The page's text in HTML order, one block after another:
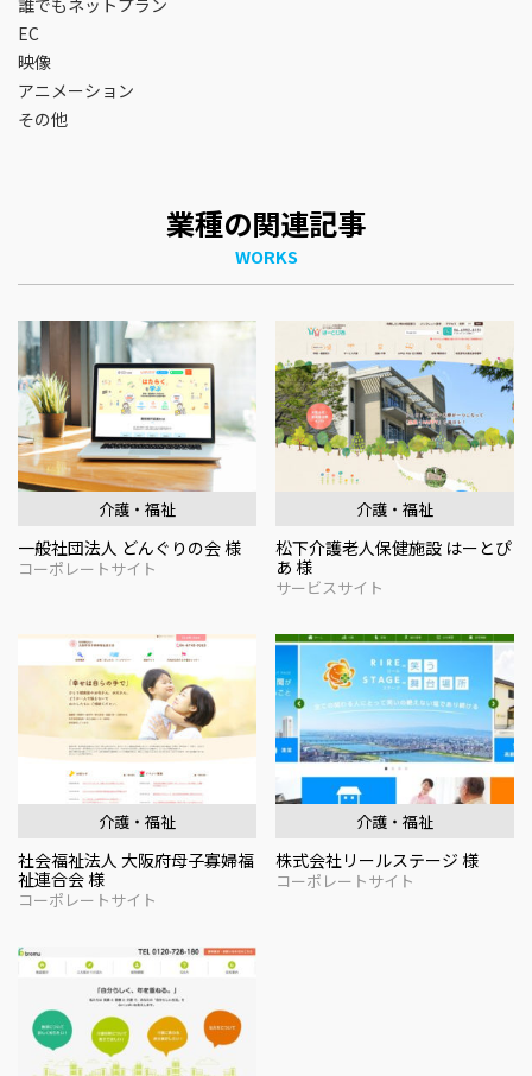
誰でもネットプラン
EC
映像
アニメーション
その他
業種の関連記事
WORKS
介護・福祉
一般社団法人 どんぐりの会 様
コーポレートサイト
介護・福祉
松下介護老人保健施設 はーとぴ
あ 様
サービスサイト
介護・福祉
社会福祉法人 大阪府母子寡婦福
祉連合会 様
コーポレートサイト
介護・福祉
株式会社リールステージ 様
コーポレートサイト